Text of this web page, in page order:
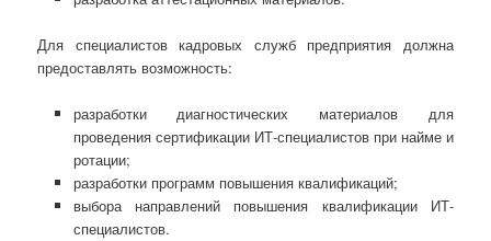
Для специалистов кадровых служб предприятия должна
предоставлять возможность:
разработки диагностических материалов для
проведения сертификации ИТ-специалистов при найме и
ротации;
разработки программ повышения квалификаций;
выбора направлений повышения квалификации ИТ-
специалистов.